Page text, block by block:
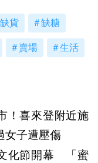
缺貨 缺糖
賣場 生活
！喜來登附近施
子遭壓傷
化節開幕 「蜜